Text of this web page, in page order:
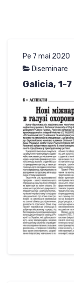
Pe 7 mai 2020
Diseminare
Galicia, 1-